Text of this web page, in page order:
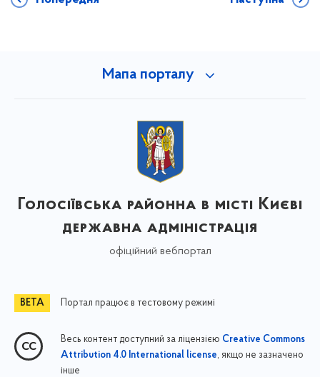
Мапа порталу
Голосіївська районна в місті Києві
державна адміністрація
офіційний вебпортал
Портал працює в тестовому режимі
Весь контент доступний за ліцензією Creative Commons
Attribution 4.0 International license, якщо не зазначено
інше